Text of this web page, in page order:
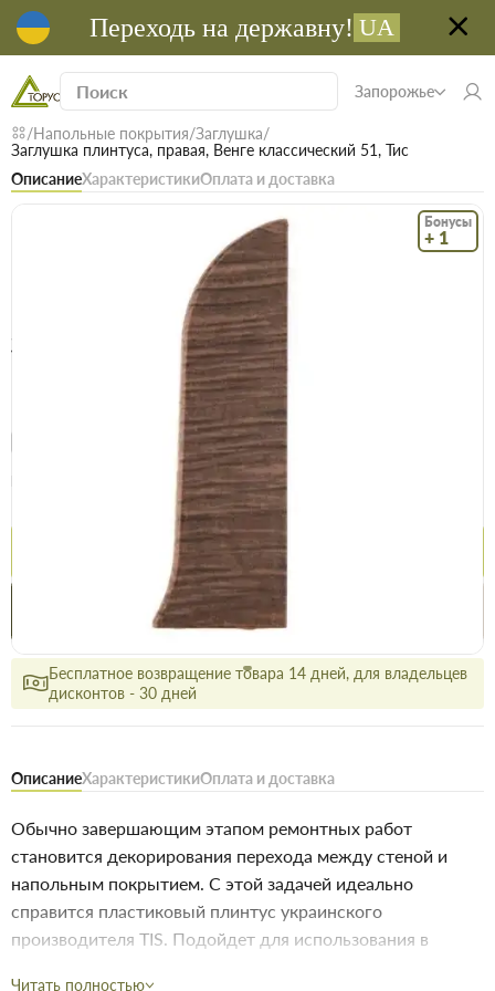
Переходь на державну! UA
Запорожье
Напольные покрытия Заглушка
Заглушка плинтуса, правая, Венге классический 51, Тис
ОписаниеХарактеристикиОплата и доставка
Бонусы
+ 1
Заглушка плинтуса, правая, Венге
классический 51, Тис
Безкоштовна доставка! Від 15000 грн єВідновлення
9.5 грн
Купить
Нашли дешевле
Бесплатное возвращение товара 14 дней, для владельцев
дисконтов - 30 дней
ОписаниеХарактеристикиОплата и доставка
Обычно завершающим этапом ремонтных работ
становится декорирования перехода между стеной и
напольным покрытием. С этой задачей идеально
справится пластиковый плинтус украинского
производителя TIS. Подойдет для использования в
Читать полностью